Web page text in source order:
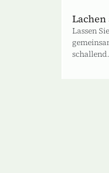
Lachen
Lassen